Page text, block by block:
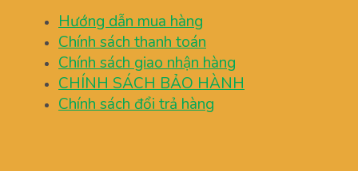
Hướng dẫn mua hàng
Chính sách thanh toán
Chính sách giao nhận hàng
CHÍNH SÁCH BẢO HÀNH
Chính sách đổi trả hàng